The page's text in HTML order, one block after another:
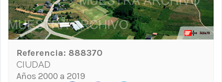
Referencia: 888370
CIUDAD
Años 2000 a 2019